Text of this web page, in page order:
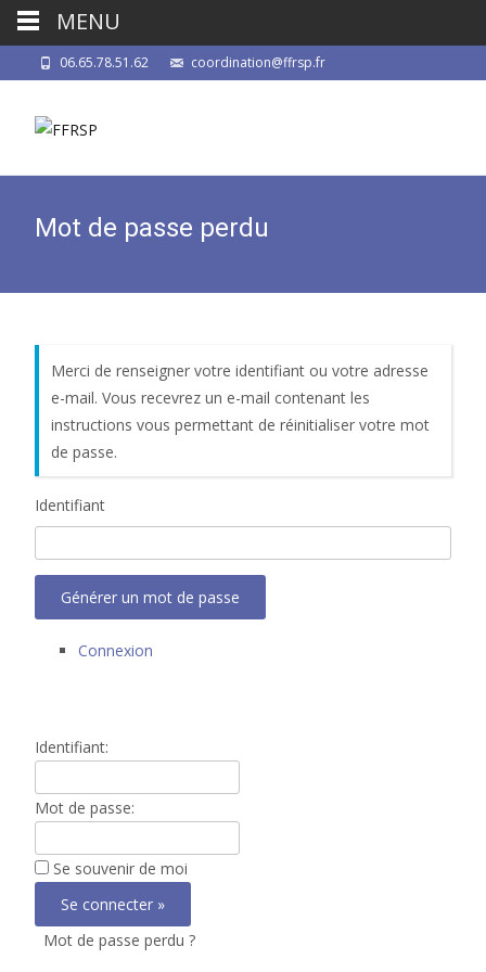
06.65.78.51.62 coordination@ffrsp.fr
Mot de passe perdu
Merci de renseigner votre identifiant ou votre adresse
e-mail. Vous recevrez un e-mail contenant les
instructions vous permettant de réinitialiser votre mot
de passe.
Identifiant
Générer un mot de passe
Connexion
Identifiant:
Mot de passe:
Se souvenir de moi
Mot de passe perdu ?
MENU